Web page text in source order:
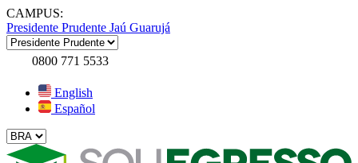
CAMPUS:
Presidente Prudente Jaú Guarujá
0800 771 5533
English
Español